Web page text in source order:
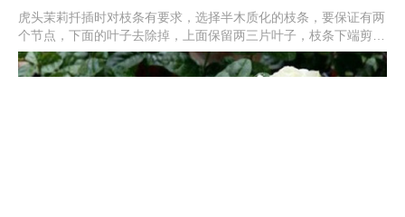
虎头茉莉扦插时对枝条有要求，选择半木质化的枝条，要保证有两
个节点，下面的叶子去除掉，上面保留两三片叶子，枝条下端剪成
斜面，放在旁边微微晾干。扦插前要选好容器和土壤，可用河沙、
蛭石等。将剪取下来的枝条插土壤之中，往里面浇透水保持基质湿